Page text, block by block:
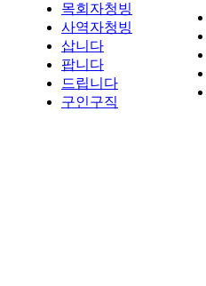
목회자청빙
사역자청빙
삽니다
팝니다
드립니다
구인구직